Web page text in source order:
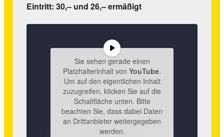
Eintritt: 30,– und 26,– ermäßigt
Sie sehen gerade einen
Platzhalterinhalt von YouTube.
Um auf den eigentlichen Inhalt
zuzugreifen, klicken Sie auf die
Schaltfläche unten. Bitte
beachten Sie, dass dabei Daten
an Drittanbieter weitergegeben
werden.